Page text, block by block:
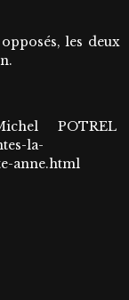
les deux
POTREL
la-
anne.html